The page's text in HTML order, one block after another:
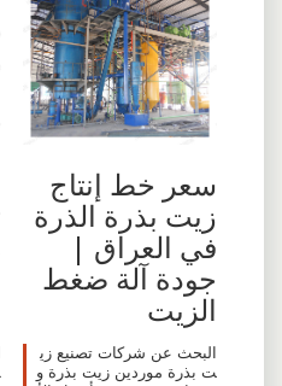
سعر خط إنتاج
زيت بذرة الذرة
في العراق |
جودة آلة ضغط
الزيت
البحث عن شركات تصنيع زي
ت بذرة موردين زيت بذرة و